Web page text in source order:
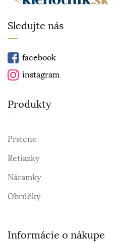
Sledujte nás
facebook
instagram
Produkty
Prstene
Retiazky
Náramky
Obrúčky
Informácie o nákupe